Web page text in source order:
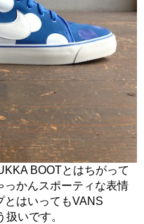
BOOTとはちがって
っかんスポーティな表情
とはいってもVANS
いです。